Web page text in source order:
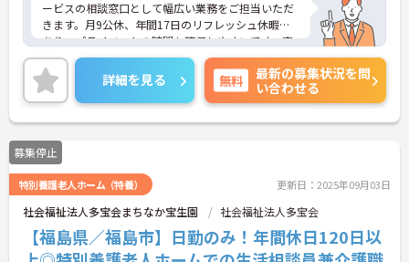
ービスの相談窓口として幅広い業務をご担当いただ
きます。月9公休、年間17日のリフレッシュ休暇も
あり、プライベートの時間も確保しやすいです。充
実した福利厚生等の待遇面の良さも魅力も魅力で
す。ご興味のある方には、面接対策ポイントなど、
さらに詳細をお話ししますのでお気軽にご相談くだ
さい！
詳細を見る 無料
最新の募集状況を問
い合わせる
募集停止
特別養護老人ホーム（特養） 更新日：2025年09月03日
社会福祉法人多宝会まちなか宝生園 社会福祉法人多宝会
【福島県／福島市】日勤のみ！年間休日120日以